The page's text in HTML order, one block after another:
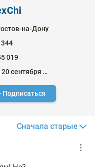
на-Дону
019
с 20 сентября 2017
Подписаться
Сначала старые